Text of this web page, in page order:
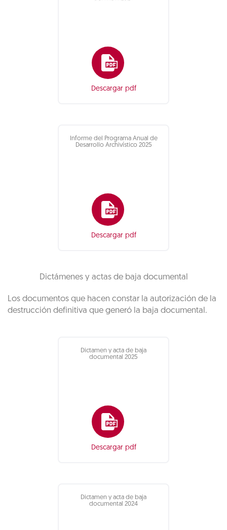
Descargar pdf
Informe del Programa Anual de
Desarrollo Archivístico 2025
Descargar pdf
Dictámenes y actas de baja documental
Los documentos que hacen constar la autorización de la
destrucción definitiva que generó la baja documental.
Dictamen y acta de baja
documental 2025
Descargar pdf
Dictamen y acta de baja
documental 2024